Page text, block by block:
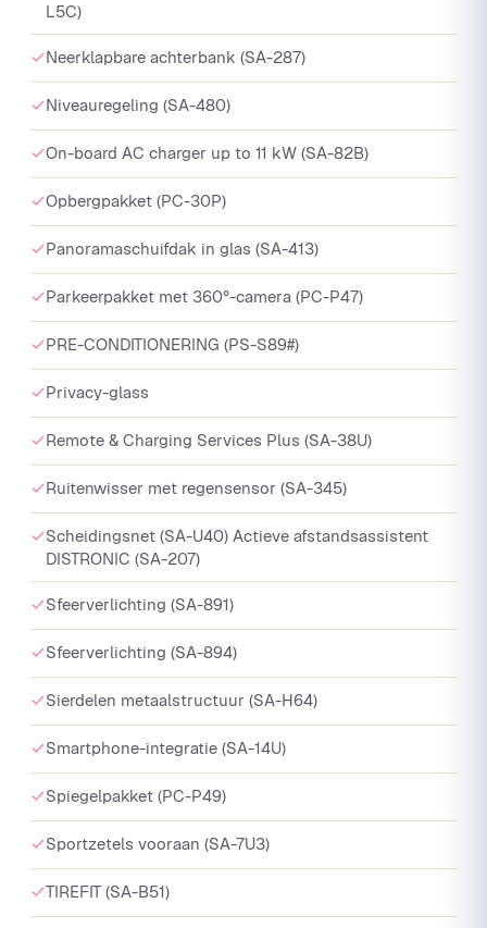
L5C)
Neerklapbare achterbank (SA-287)
Niveauregeling (SA-480)
On-board AC charger up to 11 kW (SA-82B)
Opbergpakket (PC-30P)
Panoramaschuifdak in glas (SA-413)
Parkeerpakket met 360°-camera (PC-P47)
PRE-CONDITIONERING (PS-S89#)
Privacy-glass
Remote & Charging Services Plus (SA-38U)
Ruitenwisser met regensensor (SA-345)
Scheidingsnet (SA-U40) Actieve afstandsassistent
DISTRONIC (SA-207)
Sfeerverlichting (SA-891)
Sfeerverlichting (SA-894)
Sierdelen metaalstructuur (SA-H64)
Smartphone-integratie (SA-14U)
Spiegelpakket (PC-P49)
Sportzetels vooraan (SA-7U3)
TIREFIT (SA-B51)